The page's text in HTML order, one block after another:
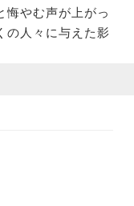
悔やむ声が上がっ
の人々に与えた影